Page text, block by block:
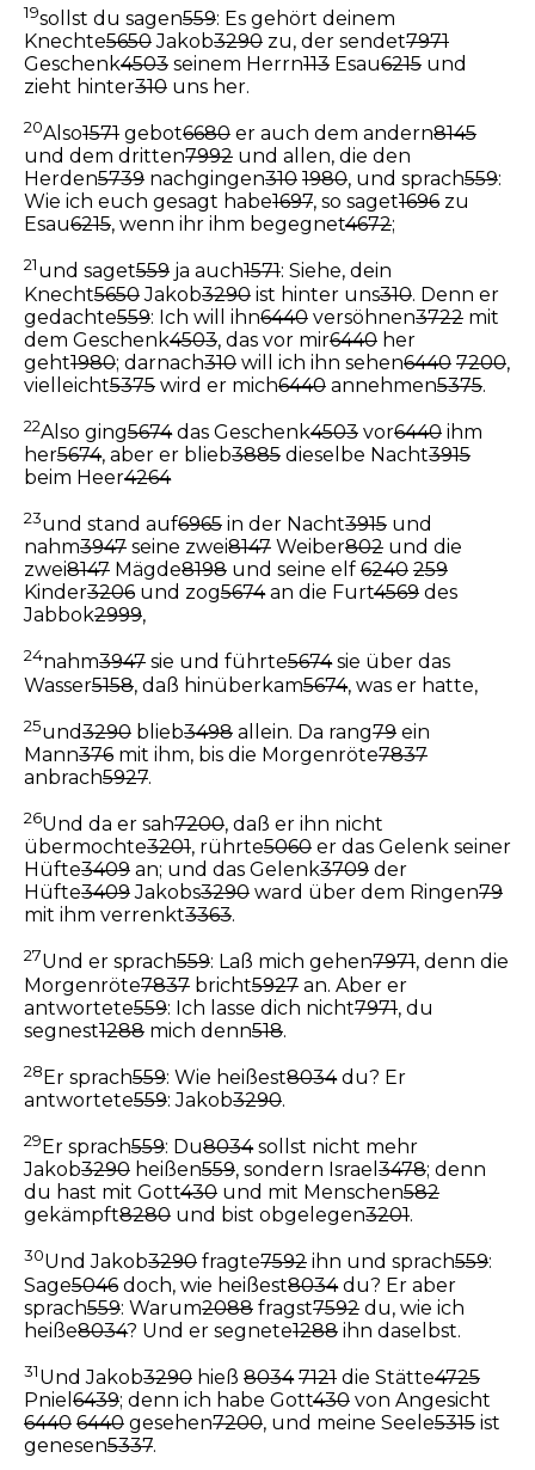
19sollst du sagen559: Es gehört deinem
Knechte5650Jakob3290 zu, der sendet7971
Geschenk4503 seinem Herrn113 Esau6215 und
zieht hinter310 uns her.
20Also1571 gebot6680 er auch dem andern8145
und dem dritten7992 und allen, die den
Herden5739 nachgingen310 1980, und sprach559:
Wie ich euch gesagt habe1697, so saget1696 zu
Esau6215, wenn ihr ihm begegnet4672;
21und saget559 ja auch1571: Siehe, dein
Knecht5650Jakob3290 ist hinter uns310. Denn er
gedachte559: Ich will ihn6440 versöhnen3722 mit
dem Geschenk4503, das vor mir6440 her
geht1980; darnach310 will ich ihn sehen6440 7200,
vielleicht5375 wird er mich6440 annehmen5375.
22Also ging5674das Geschenk4503 vor6440 ihm
her5674, aber er blieb3885 dieselbe Nacht3915
beim Heer4264
23und stand auf6965 in der Nacht3915 und
nahm3947 seine zwei8147 Weiber802 und die
zwei8147 Mägde8198 und seine elf 6240 259
Kinder3206 und zog5674an die Furt4569 des
Jabbok2999,
24nahm3947 sie und führte5674sie über das
Wasser5158, daß hinüberkam5674, was er hatte,
25und3290 blieb3498 allein. Da rang79 ein
Mann376 mit ihm, bis die Morgenröte7837
anbrach5927.
26Und da er sah7200, daß er ihn nicht
übermochte3201, rührte5060 er das Gelenk seiner
Hüfte3409 an; und das Gelenk3709 der
Hüfte3409Jakobs3290 ward über dem Ringen79
mit ihm verrenkt3363.
27Und er sprach559: Laß mich gehen7971, denn die
Morgenröte7837 bricht5927 an. Aber er
antwortete559: Ich lasse dich nicht7971, du
segnest1288 mich denn518.
28Er sprach559: Wie heißest8034du? Er
antwortete559: Jakob3290.
29 Er sprach559: Du8034sollst nicht mehr
Jakob3290 heißen559, sondern Israel 3478; denn
du hast mit Gott430 und mit Menschen582
gekämpft8280 und bist obgelegen3201.
30Und Jakob3290 fragte7592 ihn und sprach559:
Sage5046 doch, wie heißest8034du? Er aber
sprach559: Warum2088 fragst7592 du, wie ich
heiße8034? Und er segnete1288 ihn daselbst.
31Und Jakob3290 hieß 8034 7121 die Stätte4725
Pniel 6439; denn ich habe Gott430 von Angesicht
6440 6440 gesehen7200, und meine Seele5315 ist
genesen5337.